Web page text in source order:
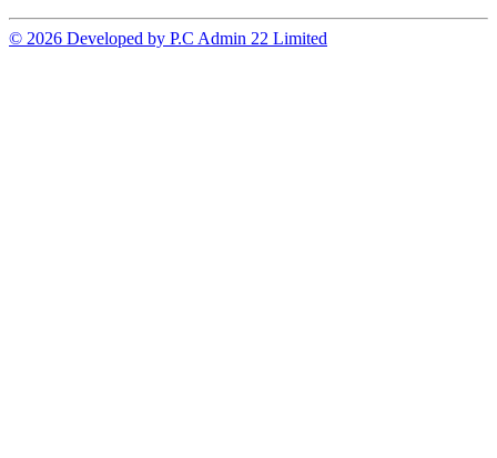
© 2026 Developed by P.C Admin 22 Limited